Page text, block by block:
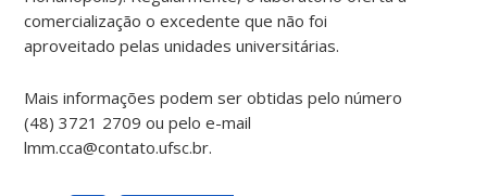
comercialização o excedente que não foi
aproveitado pelas unidades universitárias.
Mais informações podem ser obtidas pelo número
(48) 3721 2709 ou pelo e-mail
lmm.cca@contato.ufsc.br.